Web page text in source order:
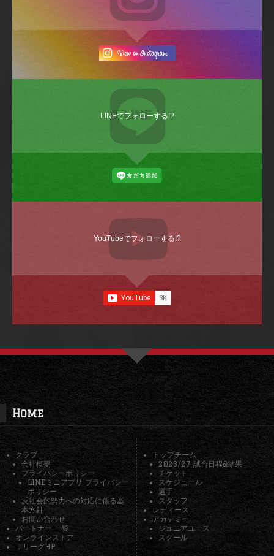
LINEでフォローする!?
YouTubeでフォローする!?
Home
クラブ
会社概要
プライバシーポリシー
LINEミニアプリ プライバシー
ポリシー
反社会的勢力への対応に係る基
本方針
お問い合わせ
パートナー 一覧
オンラインストア
ＪリーグHP
トップチーム
2026/27 試合日程&結果
チケット
スケジュール
選手
スタッフ
レディース
アカデミー
ジュニアユース
スクール